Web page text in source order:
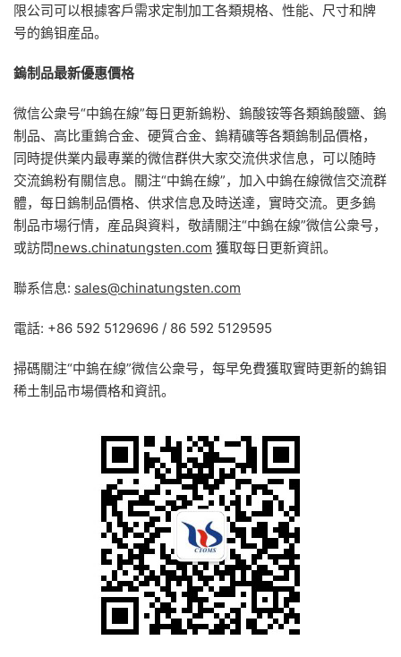
限公司可以根據客戶需求定制加工各類規格、性能、尺寸和牌
号的鎢钼産品。
鎢制品最新優惠價格
微信公衆号“中鎢在線”每日更新鎢粉、鎢酸铵等各類鎢酸鹽、鎢
制品、高比重鎢合金、硬質合金、鎢精礦等各類鎢制品價格，
同時提供業内最專業的微信群供大家交流供求信息，可以随時
交流鎢粉有關信息。關注“中鎢在線”，加入中鎢在線微信交流群
體，每日鎢制品價格、供求信息及時送達，實時交流。更多鎢
制品市場行情，産品與資料，敬請關注“中鎢在線”微信公衆号，
或訪問news.chinatungsten.com 獲取每日更新資訊。
聯系信息: sales@chinatungsten.com
電話: +86 592 5129696 / 86 592 5129595
掃碼關注“中鎢在線”微信公衆号，每早免費獲取實時更新的鎢钼
稀土制品市場價格和資訊。